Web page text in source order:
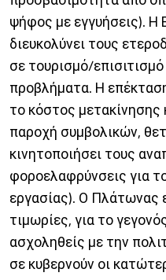
ψήφος με εγγυήσεις). Η
διευκολύνει τους
σε τουρισμό/
προβλήματα. Η
το κόστος
παροχή συμβολικών,
κινητοποιήσει τους
φοροελαφρύνσεις για
εργασίας). Ο Πλάτωνας
τιμωρίες, για το
ασχοληθείς με την
σε κυβερνούν οι